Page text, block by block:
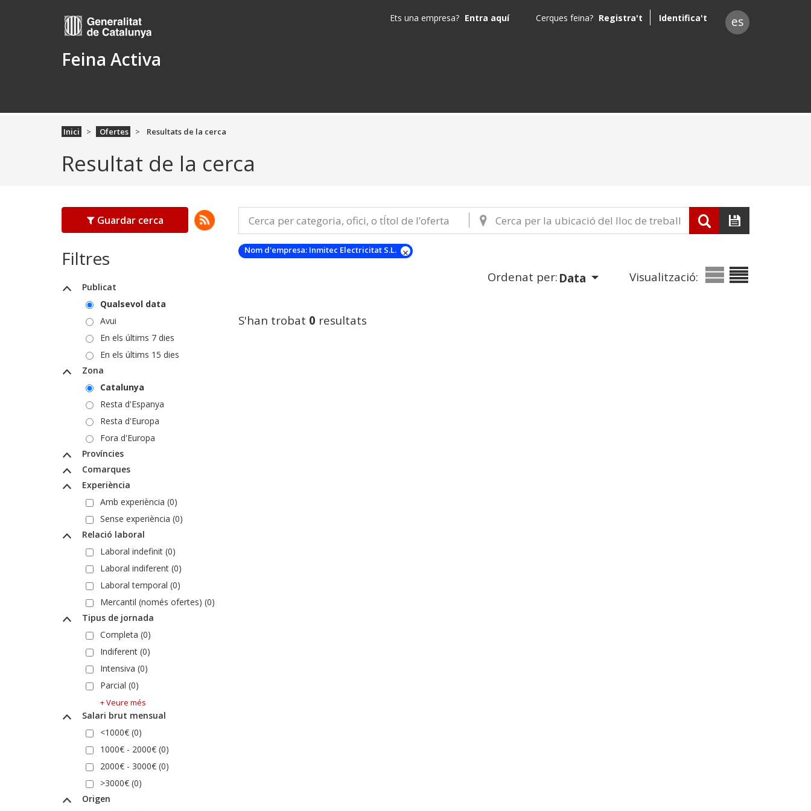
Feina Activa
Ets una empresa? Entra aquí Cerques feina? Registra't Identifica't es
Inici Ofertes Resultats de la cerca
Resultat de la cerca
Guardar cerca
Filtres
Publicat
Qualsevol data
Avui
En els últims 7 dies
En els últims 15 dies
Zona
Catalunya
Resta d'Espanya
Resta d'Europa
Fora d'Europa
Províncies
Comarques
Experiència
Amb experiència (0)
Sense experiència (0)
Relació laboral
Laboral indefinit (0)
Laboral indiferent (0)
Laboral temporal (0)
Mercantil (només ofertes) (0)
Tipus de jornada
Completa (0)
Indiferent (0)
Intensiva (0)
Parcial (0)
+ Veure més
Salari brut mensual
<1000€ (0)
1000€ - 2000€ (0)
2000€ - 3000€ (0)
>3000€ (0)
Origen
Nom d'empresa:Inmitec Electricitat S.L.
Ordenat per: Data Visualització:
S'han trobat 0 resultats